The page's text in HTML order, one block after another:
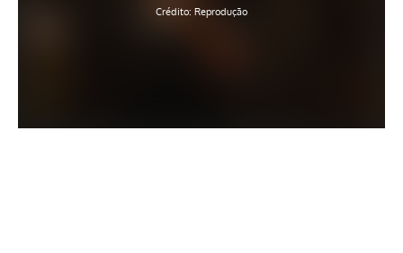
Crédito: Reprodução